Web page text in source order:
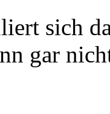
sich
gar